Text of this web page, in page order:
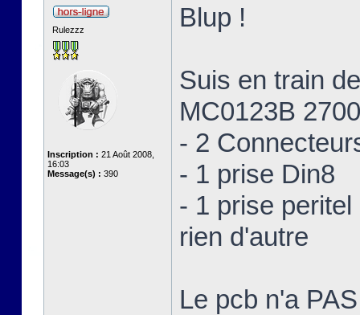
Rulezzz
Inscription : 21 Août 2008,
16:03
Message(s) : 390
Blup !
Suis en train
MC0123B
- 2
- 1 prise Din8
- 1 prise peritel
rien d'autre
Le pcb n'a